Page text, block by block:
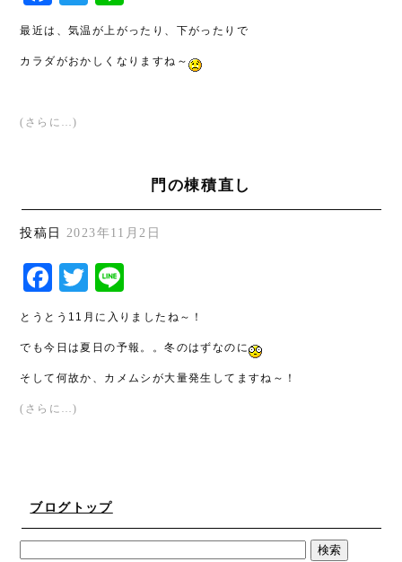
最近は、気温が上がったり、下がったりで
カラダがおかしくなりますね～
(さらに…)
門の棟積直し
投稿日 2023年11月2日
Facebook
Twitter
とうとう11月に入りましたね～！
でも今日は夏日の予報。。冬のはずなのに
そして何故か、カメムシが大量発生してますね～！
(さらに…)
ブログトップ